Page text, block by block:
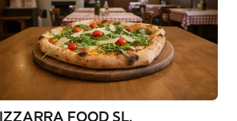
FOOD SL.